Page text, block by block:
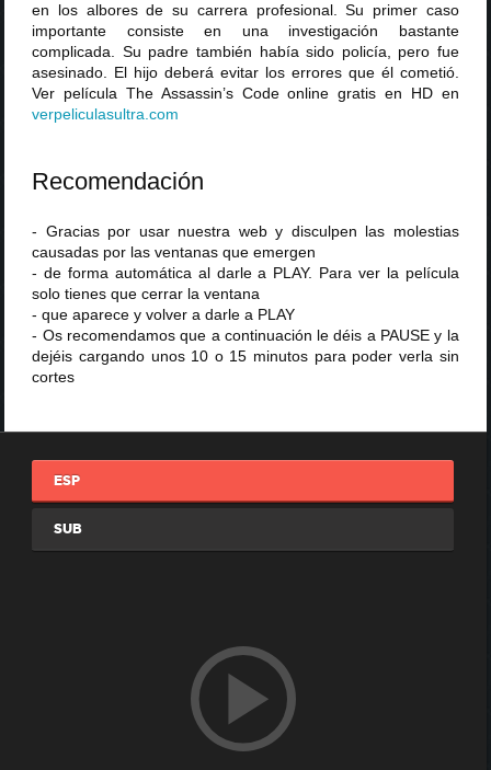
en los albores de su carrera profesional. Su primer caso
importante consiste en una investigación bastante
complicada. Su padre también había sido policía, pero fue
asesinado. El hijo deberá evitar los errores que él cometió.
Ver película The Assassin’s Code online gratis en HD en
verpeliculasultra .com
Recomendación
- Gracias por usar nuestra web y disculpen las molestias
causadas por las ventanas que emergen
- de forma automática al darle a PLAY. Para ver la película
solo tienes que cerrar la ventana
- que aparece y volver a darle a PLAY
- Os recomendamos que a continuación le déis a PAUSE y la
dejéis cargando unos 10 o 15 minutos para poder verla sin
cortes
ESP
SUB